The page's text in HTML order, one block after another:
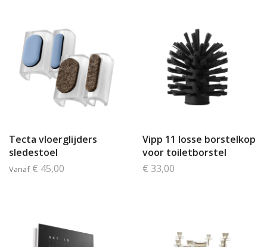
Tecta vloerglijders
sledestoel
Vanaf € 45,00
Vipp 11 losse borstelkop
voor toiletborstel
€ 33,00